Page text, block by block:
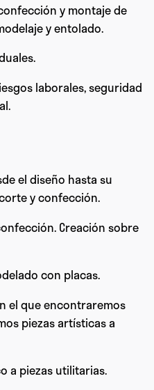
y montaje de
y entolado.
laborales, seguridad
el diseño hasta su
y confección.
Creación sobre
con placas.
el que encontraremos
piezas artísticas a
a piezas utilitarias.